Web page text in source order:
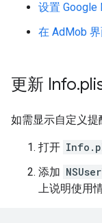
设置 Google
在 AdMob
更新 Info.
如需显示自定义提
打开
添加
上说明使用